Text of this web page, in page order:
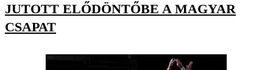
JUTOTT ELŐDÖNTŐBE A MAGYAR
CSAPAT